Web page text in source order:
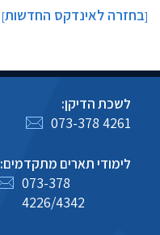
[בחזרה לאינדקס החדשות]
לשכת הדיקן:
073-378 4261
לימודי תארים מתקדמים:
073-378
4226/4342